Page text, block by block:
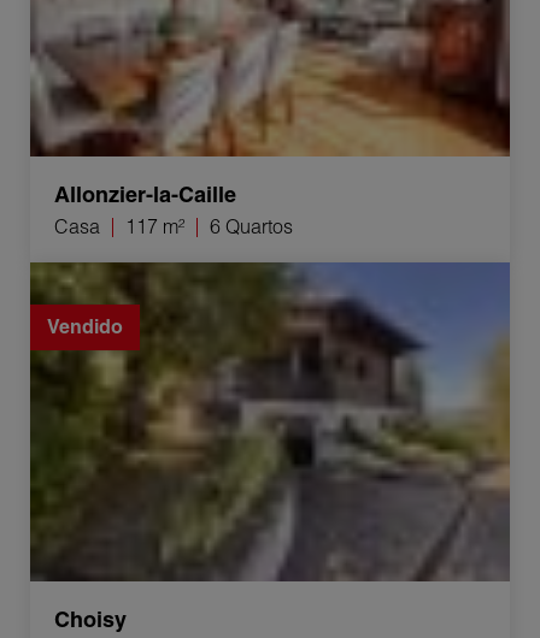
Allonzier-la-Caille
Casa 117 m² 6 Quartos
Venda Casa Choisy 4 Quartos 108 m²
Vendido
Choisy